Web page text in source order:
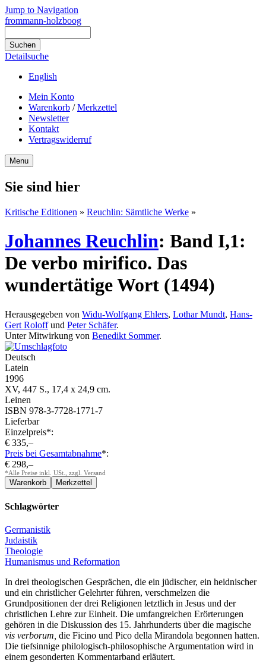
Jump to Navigation
frommann-holzboog
Detailsuche
English
Mein Konto
Warenkorb /Merkzettel
Newsletter
Kontakt
Vertragswiderruf
Menu
Sie sind hier
Kritische Editionen » Reuchlin: Sämtliche Werke »
Johannes Reuchlin: Band I,1:
De verbo mirifico. Das
wundertätige Wort (1494)
Herausgegeben von Widu-Wolfgang Ehlers, Lothar Mundt, Hans-
Gert Roloffund Peter Schäfer.
Unter Mitwirkung von Benedikt Sommer.
Deutsch
Latein
1996
XV, 447 S., 17,4 x 24,9 cm.
Leinen
ISBN 978-3-7728-1771-7
Lieferbar
Einzelpreis*:
€ 335,–
Preis bei Gesamtabnahme*:
€ 298,–
*Alle Preise inkl. USt., zzgl. Versand
Schlagwörter
Germanistik
Judaistik
Theologie
Humanismus und Reformation
In drei theologischen Gesprächen, die ein jüdischer, ein heidnischer
und ein christlicher Gelehrter führen, verschmelzen die
Grundpositionen der drei Religionen letztlich in Jesus und der
christlichen Lehre zur Einheit. Die umfangreichen Erörterungen
gehören in die Diskussion des 15. Jahrhunderts über die magische
vis verborum, die Ficino und Pico della Mirandola begonnen hatten.
Die tiefsinnige philologisch-philosophische Argumentation wird in
einem gesonderten Kommentarband erläutert.